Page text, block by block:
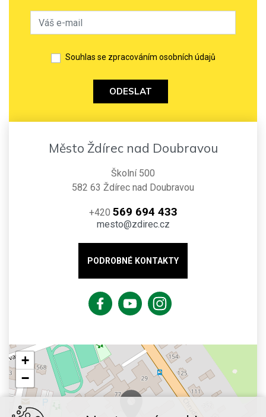
Souhlas se zpracováním osobních údajů
ODESLAT
Město Ždírec nad Doubravou
Školní 500
582 63 Ždírec nad Doubravou
+420 569 694 433
mesto@zdirec.cz
PODROBNÉ KONTAKTY
+
−